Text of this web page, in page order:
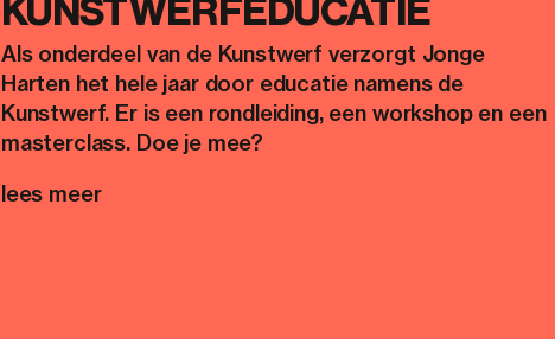
KUNSTWERFEDUCATIE
Als onderdeel van de Kunstwerf verzorgt Jonge
Harten het hele jaar door educatie namens de
Kunstwerf. Er is een rondleiding, een workshop en een
masterclass. Doe je mee?
lees meer